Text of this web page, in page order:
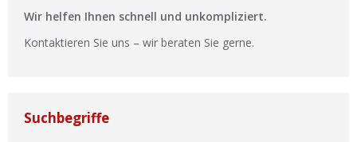
Wir helfen Ihnen schnell und unkompliziert.
Kontaktieren Sie uns – wir beraten Sie gerne.
Suchbegriffe